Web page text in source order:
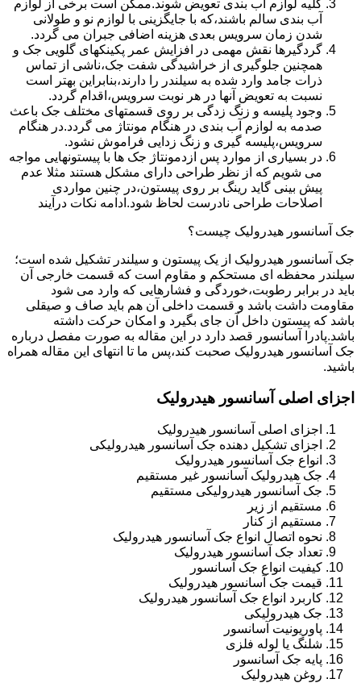
کلیه لوازم آب بندی تعویض شوند.ممکن است برخی از لوازم
آب بندی سالم باشند،که با جایگزینی با لوازم نو و طولانی
شدن زمان سرویس بعدی هزینه اضافی جبران می گردد.
گردگیرها نقش مهمی در افزایش عمر پکینکهای گلویی جک و
همچنین جلوگیری از خراشیدگی شفت جک،ناشی از تماس
ذرات جامد وارد شده به سیلندر را دارند،بنابراین بهتر است
نسبت به تعویض آنها در هر نوبت سرویس،اقدام گردد.
وجود پلیسه و زنگ زدگی بر روی قسمتهای مختلف جک باعث
صدمه به لوازم آب بندی در هنگام مونتاژ می گردد.در هنگام
سرویس،پلیسه گیری و زنگ زدایی فراموش نشود.
در بسیاری از موارد پس ازدمونتاژ جک ها با پیستونهایی مواجه
می شویم که از نظر طراحی دارای مشکل هستند مثلا عدم
پیش بینی گاید رینگ بر روی پیستون،در چنین مواردی
اصلاحات طراحی نادرست لحاظ شود.ادامه نکات درآیند
جک آسانسور هیدرولیک چیست؟
جک آسانسور هیدرولیک از یک پیستون و سیلندر تشکیل شده است؛
سیلندر محفظه ای مستحکم و مقاوم است که قسمت خارجی آن
باید در برابر رطوبت،خوردگی و فشارهایی که وارد می شود
مقاومت داشت باشد و قسمت داخلی آن هم باید صاف و صیقلی
باشد که پیستون داخل آن جای بگیرد و امکان حرکت داشته
باشد.پادرا آسانسور قصد دارد در این مقاله به صورت مفصل درباره
جک آسانسور هیدرولیک صحبت کند،پس ما تا انتهای این مقاله همراه
باشید.
اجزای اصلی آسانسور هیدرولیک
اجزای اصلی آسانسور هیدرولیک
اجزای تشکیل دهنده جک آسانسور هیدرولیکی
انواع جک آسانسور هیدرولیک
جک هیدرولیک آسانسور غیر مستقیم
جک آسانسور هیدرولیکی مستقیم
مستقیم از زیر
مستقیم از کنار
نحوه اتصال انواع جک آسانسور هیدرولیک
تعداد جک آسانسور هیدرولیک
کیفیت انواع جک آسانسور
قیمت جک آسانسور هیدرولیک
کاربرد انواع جک آسانسور هیدرولیک
جک هیدرولیکی
پاوریونیت آسانسور
شلنگ یا لوله فلزی
پایه جک آسانسور
روغن هیدرولیک